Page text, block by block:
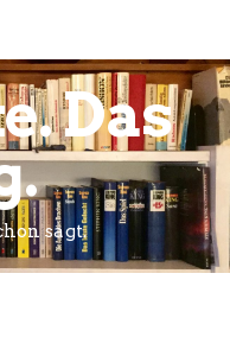
Das
sagt.